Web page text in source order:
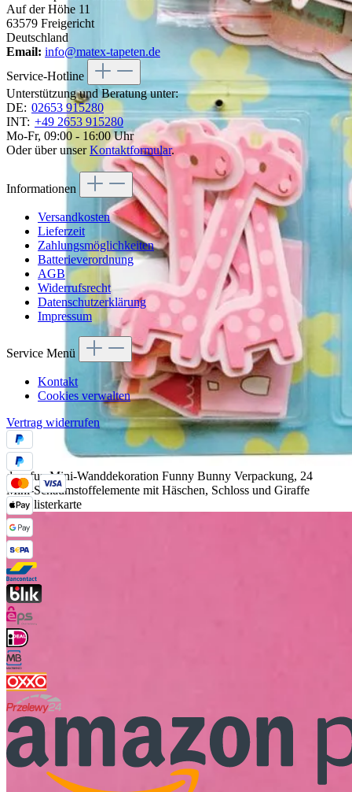
decofun Mini-Wanddekoration Funny Bunny Verpackung, 24
Mini-Schaumstoffelemente mit Häschen, Schloss und Giraffe
auf Blisterkarte
Auf der Höhe 11
63579 Freigericht
Deutschland
Email: info@matex-tapeten.de
Service-Hotline
Unterstützung und Beratung unter:
DE: 02653 915280
INT: +49 2653 915280
Mo-Fr, 09:00 - 16:00 Uhr
Oder über unserKontaktformular.
Informationen
Versandkosten
Lieferzeit
Zahlungsmöglichkeiten
Batterieverordnung
AGB
Widerrufsrecht
Datenschutzerklärung
Impressum
Service Menü
Kontakt
Cookies verwalten
Vertrag widerrufen